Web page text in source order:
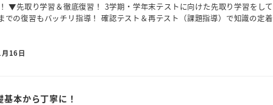
▼先取り学習＆徹底復習！ 3学期・学年末テストに向けた先取り学習をして
での復習もバッチリ指導！ 確認テスト＆再テスト（課題指導）で知識の定着
16日
本から丁寧に！